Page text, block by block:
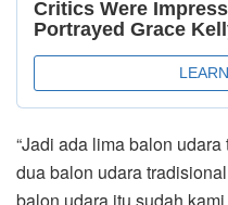
“Jadi ada lima balon
dua balon udara
balon udara itu sudah